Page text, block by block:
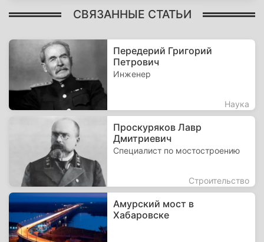
СВЯЗАННЫЕ СТАТЬИ
Передерий Григорий
Петрович
Инженер
Наука
Проскуряков Лавр
Дмитриевич
Специалист по мостостроению
Строительство
Амурский мост в
Хабаровске